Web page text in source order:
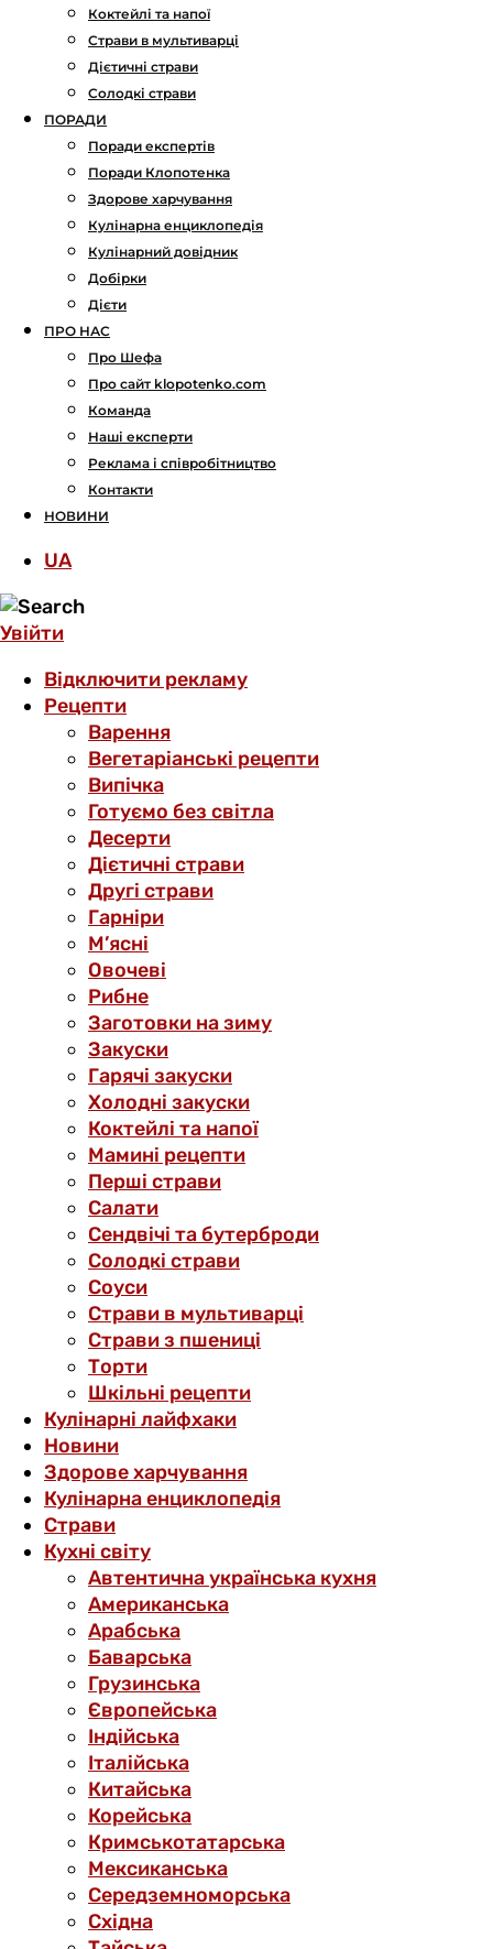
Коктейлі та напої
Страви в мультиварці
Дієтичні страви
Солодкі страви
ПОРАДИ
Поради експертів
Поради Клопотенка
Здорове харчування
Кулінарна енциклопедія
Кулінарний довідник
Добірки
Дієти
ПРО НАС
Про Шефа
Про сайт klopotenko.com
Команда
Наші експерти
Реклама і співробітництво
Контакти
НОВИНИ
UA
Увійти
Відключити рекламу
Рецепти
Варення
Вегетаріанські рецепти
Випічка
Готуємо без світла
Десерти
Дієтичні страви
Другі страви
Гарніри
М’ясні
Овочеві
Рибне
Заготовки на зиму
Закуски
Гарячі закуски
Холодні закуски
Коктейлі та напої
Мамині рецепти
Перші страви
Салати
Сендвічі та бутерброди
Солодкі страви
Соуси
Страви в мультиварці
Страви з пшениці
Торти
Шкільні рецепти
Кулінарні лайфхаки
Новини
Здорове харчування
Кулінарна енциклопедія
Страви
Кухні світу
Автентична українська кухня
Американська
Арабська
Баварська
Грузинська
Європейська
Індійська
Італійська
Китайська
Корейська
Кримськотатарська
Мексиканська
Середземноморська
Східна